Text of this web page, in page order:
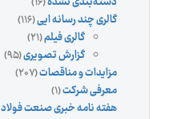
گالری چند رسانه ایی(۱۱۶)
گالری فیلم(۲۱)
گزارش تصویری(۹۵)
مزایدات و مناقصات(۲۰۷)
معرفی شرکت(۱)
هفته نامه خبری صنعت فولاد